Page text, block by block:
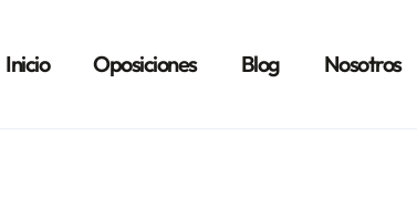
Inicio Oposiciones Blog Nosotros
entradas